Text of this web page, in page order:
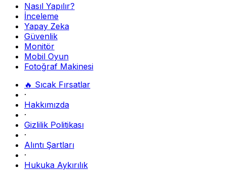
Nasıl Yapılır?
İnceleme
Yapay Zeka
Güvenlik
Monitör
Mobil Oyun
Fotoğraf Makinesi
🔥 Sıcak Fırsatlar
·
Hakkımızda
·
Gizlilik Politikası
·
Alıntı Şartları
·
Hukuka Aykırılık